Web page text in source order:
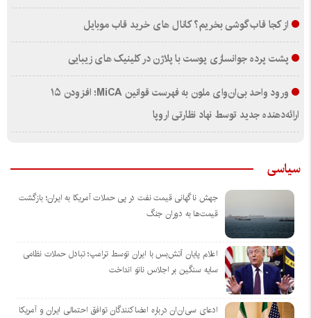
از کجا قاب گوشی بخریم؟ کانال های خرید قاب موبایل
پشت پرده جوانسازی پوست با پلاژن در کلینیک های زیبایی
ورود واحد بی‌ان‌وای ملون به فهرست قوانین MiCA؛ افزودن ۱۵
ارائه‌دهنده جدید توسط نهاد نظارتی اروپا
سیاسی
جهش ناگهانی قیمت نفت در پی حملات آمریکا به ایران؛ بازگشت
قیمت‌ها به دوران جنگ
اعلام پایان آتش‌بس با ایران توسط ترامپ؛ تبادل حملات نظامی
سایه سنگین بر اجلاس ناتو انداخت
ادعای سی‌ان‌ان درباره امضاکنندگان توافق احتمالی ایران و آمریکا